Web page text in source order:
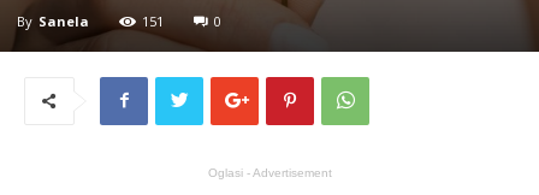
By Sanela 151 0
Oglasi - Advertisement